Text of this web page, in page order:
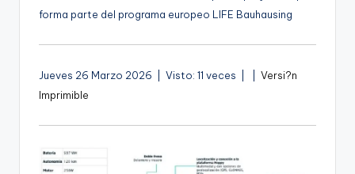
forma parte del programa europeo LIFE Bauhausing
Jueves 26 Marzo 2026 | Visto: 11 veces |
Versi?n
Imprimible